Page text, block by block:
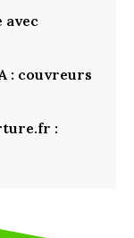
: couvreurs
: